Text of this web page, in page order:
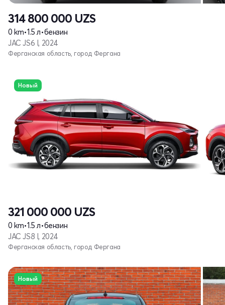
314 800 000 UZS
0 km•1.5 л•бензин
JAC JS6 I, 2024
Ферганская область, город Фергана
Новый
321 000 000 UZS
0 km•1.5 л•бензин
JAC JS8 I, 2024
Ферганская область, город Фергана
Новый